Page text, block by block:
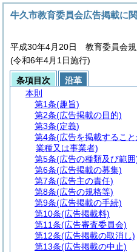
牛久市教育委員会広告掲載に
平成30年4月20日 教育委員会
(令和6年4月1日施行)
条項目次
沿革
本則
第1条(趣旨)
第2条(広告掲載の目的)
第3条(定義)
第4条(広告を掲載するこ
業種又は事業者)
第5条(広告の種類及び範囲
第6条(広告掲載の募集)
第7条(広告主の責任)
第8条(広告の規格等)
第9条(広告掲載の手続)
第10条(広告掲載料)
第11条(広告審査委員会)
第12条(広告掲載の取消し)
第13条(広告掲載の中止)